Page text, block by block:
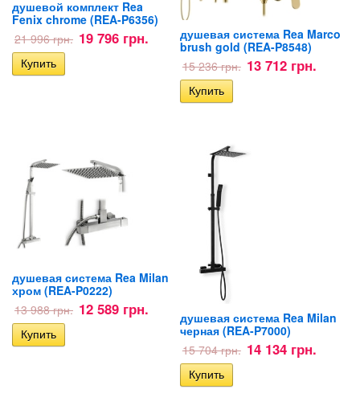
душевой комплект Rea
Fenix chrome (REA-P6356)
21 996 грн. 19 796 грн.
душевая система Rea Marco
brush gold (REA-P8548)
15 236 грн. 13 712 грн.
душевая система Rea Milan
хром (REA-P0222)
13 988 грн. 12 589 грн.
душевая система Rea Milan
черная (REA-P7000)
15 704 грн. 14 134 грн.